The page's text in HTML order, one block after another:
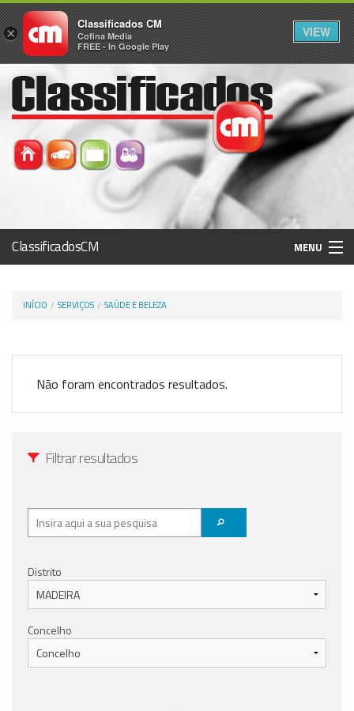
ClassificadosCM MENU
Histórico
INÍCIO SERVIÇOS SAÚDE E BELEZA
Não foram encontrados resultados.
Filtrar resultados
Distrito
Concelho
×
Classificados CM
Cofina Media
FREE - In Google Play
VIEW